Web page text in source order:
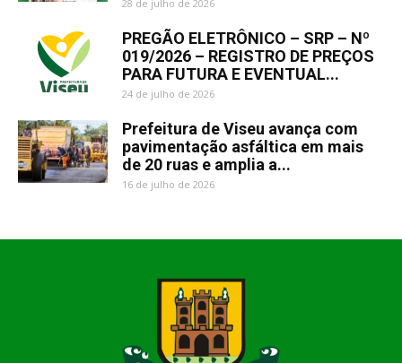
28 de julho de 2026
PREGÃO ELETRÔNICO – SRP – Nº
019/2026 – REGISTRO DE PREÇOS
PARA FUTURA E EVENTUAL...
24 de julho de 2026
Prefeitura de Viseu avança com
pavimentação asfáltica em mais
de 20 ruas e amplia a...
16 de julho de 2026